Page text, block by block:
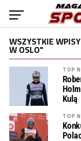
WSZYSTKIE
W OSLO"
TOP
Kulą
TOP